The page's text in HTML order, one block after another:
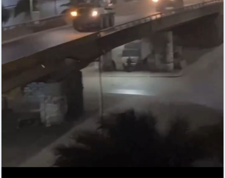
d9pouces: cette fois, c'est le Brésil et Singapour qui mettent le site
par terre
jericho : Ah ben je peux te confirmer que j'étais resté dans le filtre…
d9pouces
: Désolé ! Mon filtrage a été un peu trop violent
tout voir